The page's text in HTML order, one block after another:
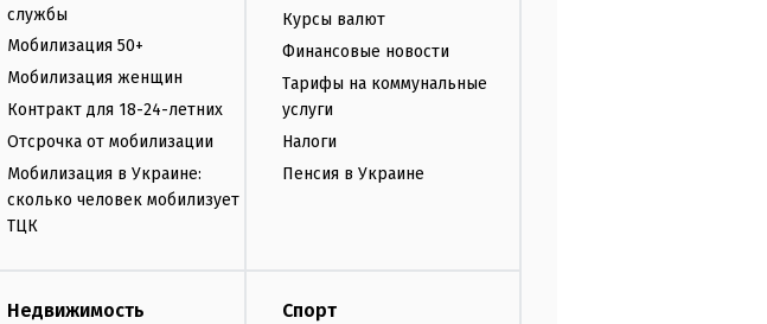
службы
Мобилизация 50+
Мобилизация женщин
Контракт для 18-24-летних
Отсрочка от мобилизации
Мобилизация в Украине:
сколько человек мобилизует
ТЦК
Курсы валют
Финансовые новости
Тарифы на коммунальные
услуги
Налоги
Пенсия в Украине
Недвижимость Спорт